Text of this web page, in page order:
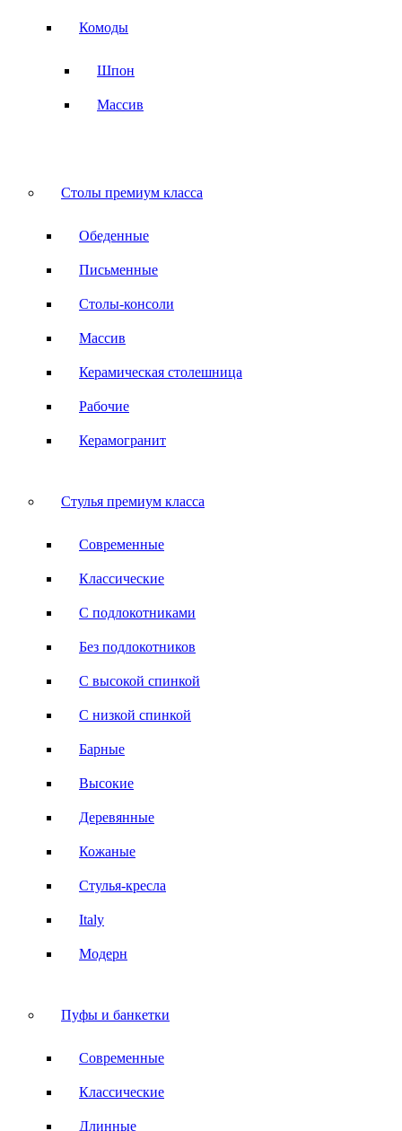
Комоды
Шпон
Массив
Столы премиум класса
Обеденные
Письменные
Столы-консоли
Массив
Керамическая столешница
Рабочие
Керамогранит
Стулья премиум класса
Современные
Классические
С подлокотниками
Без подлокотников
С высокой спинкой
С низкой спинкой
Барные
Высокие
Деревянные
Кожаные
Стулья-кресла
Italy
Модерн
Пуфы и банкетки
Современные
Классические
Длинные